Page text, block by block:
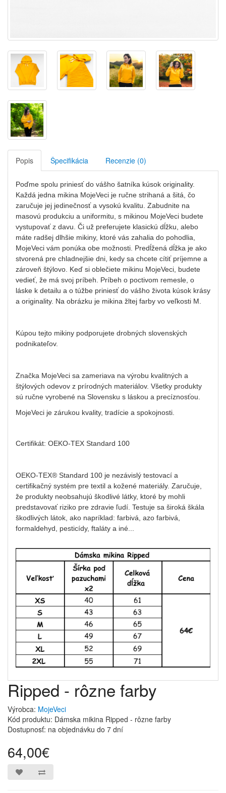
Popis Špecifikácia Recenzie (0)
Poďme spolu priniesť do vášho šatníka kúsok originality.
Každá jedna mikina MojeVeci je ručne strihaná a šitá, čo
zaručuje jej jedinečnosť a vysokú kvalitu. Zabudnite na
masovú produkciu a uniformitu, s mikinou MojeVeci budete
vystupovať z davu. Či už preferujete klasickú dĺžku, alebo
máte radšej dlhšie mikiny, ktoré vás zahalia do pohodlia,
MojeVeci vám ponúka obe možnosti. Predĺžená dĺžka je ako
stvorená pre chladnejšie dni, kedy sa chcete cítiť príjemne a
zároveň štýlovo. Keď si oblečiete mikinu MojeVeci, budete
vedieť, že má svoj príbeh. Príbeh o poctivom remesle, o
láske k detailu a o túžbe priniesť do vášho života kúsok krásy
a originality. Na obrázku je mikina žltej farby vo veľkosti M.
Kúpou tejto mikiny podporujete drobných slovenských
podnikateľov.
Značka MojeVeci sa zameriava na výrobu kvalitných a
štýlových odevov z prírodných materiálov. Všetky produkty
sú ručne vyrobené na Slovensku s láskou a precíznosťou.
MojeVeci je zárukou kvality, tradície a spokojnosti.
Certifikát: OEKO-TEX Standard 100
OEKO-TEX® Standard 100 je nezávislý testovací a
certifikačný systém pre textil a kožené materiály. Zaručuje,
že produkty neobsahujú škodlivé látky, ktoré by mohli
predstavovať riziko pre zdravie ľudí. Testuje sa široká škála
škodlivých látok, ako napríklad: farbivá, azo farbivá,
formaldehyd, pesticídy, ftaláty a iné...
Ripped - rôzne farby
Výrobca: MojeVeci
Kód produktu: Dámska mikina Ripped - rôzne farby
Dostupnosť: na objednávku do 7 dní
64,00€